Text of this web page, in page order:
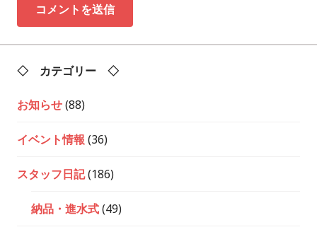
◇ カテゴリー ◇
お知らせ(88)
イベント情報 (36)
スタッフ日記(186)
納品・進水式(49)